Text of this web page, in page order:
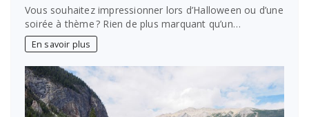
Vous souhaitez impressionner lors d’Halloween ou d’une
soirée à thème ? Rien de plus marquant qu’un…
En savoir plus